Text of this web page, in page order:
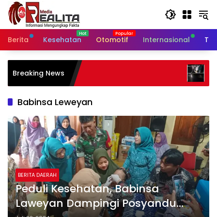
Langsung
konten
Berita
Kesehatan Otomotif Internasional
Breaking News
Jalan Nasional Paterongan
Ceceran Air Garam, Warga
Lambatnya Penanganan
Babinsa Leweyan
BERITA DAERAH
Peduli Kesehatan, Babinsa
Laweyan Dampingi Posyandu